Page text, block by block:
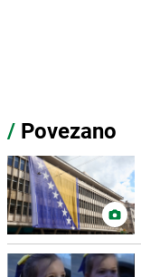
/ Povezano